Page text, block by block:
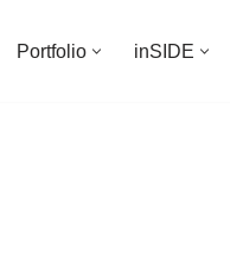
Portfolio inSIDE